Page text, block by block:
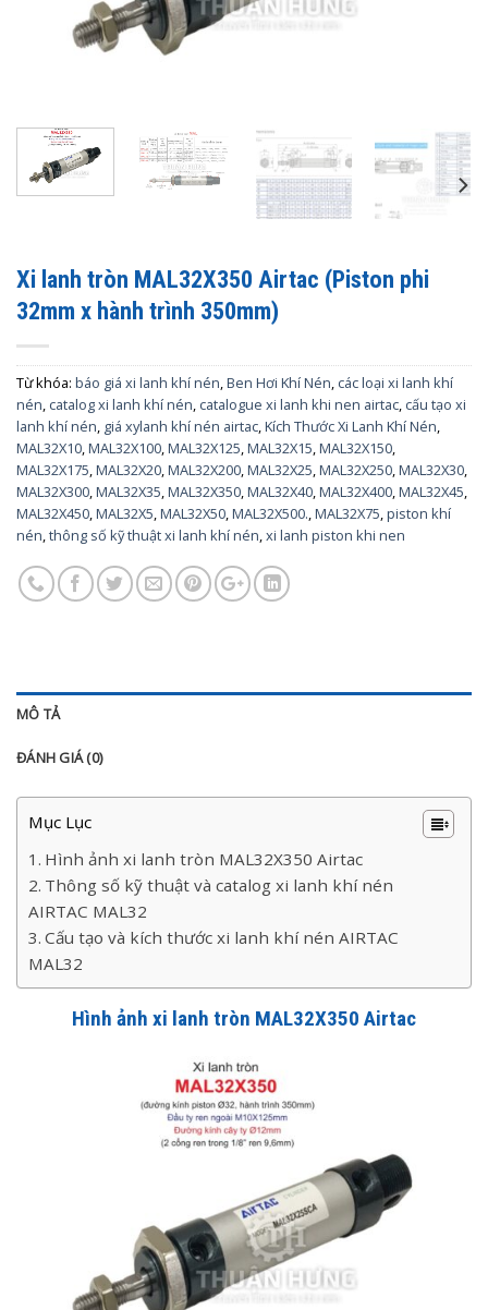
Xi lanh tròn MAL32X350 Airtac (Piston phi
32mm x hành trình 350mm)
Từ khóa: báo giá xi lanh khí nén,Ben Hơi Khí Nén, các loại xi lanh khí
nén, catalog xi lanh khí nén, catalogue xi lanh khi nen airtac, cấu tạo xi
lanh khí nén, giá xylanh khí nén airtac,Kích Thước Xi Lanh Khí Nén,
MAL32X10,MAL32X100,MAL32X125,MAL32X15,MAL32X150,
MAL32X175,MAL32X20,MAL32X200,MAL32X25,MAL32X250,MAL32X30,
MAL32X300,MAL32X35,MAL32X350,MAL32X40,MAL32X400,MAL32X45,
MAL32X450,MAL32X5,MAL32X50,MAL32X500.,MAL32X75,piston khí
nén,thông số kỹ thuật xi lanh khí nén,xi lanh piston khi nen
MÔ TẢ
ĐÁNH GIÁ (0)
Mục Lục
Hình ảnh xi lanh tròn MAL32X350 Airtac
Thông số kỹ thuật và catalog xi lanh khí nén
AIRTAC MAL32
Cấu tạo và kích thước xi lanh khí nén AIRTAC
MAL32
Hình ảnh xi lanh tròn MAL32X350 Airtac